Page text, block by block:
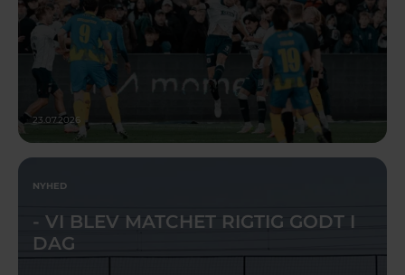
23.07.2026
NYHED
- VI BLEV MATCHET RIGTIG GODT I
DAG